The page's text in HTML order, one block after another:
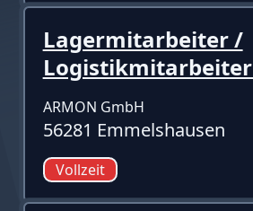
Lagermitarbeiter /
Logistikmitarbeiter
ARMON GmbH
56281 Emmelshausen
Vollzeit